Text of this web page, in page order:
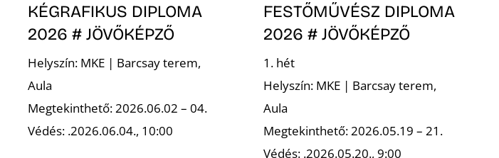
KÉGRAFIKUS DIPLOMA
2026 # JÖVŐKÉPZŐ
Helyszín: MKE | Barcsay terem,
Aula
Megtekinthető: 2026.06.02 – 04.
Védés: .2026.06.04., 10:00
FESTŐMŰVÉSZ DIPLOMA
2026 # JÖVŐKÉPZŐ
1. hét
Helyszín: MKE | Barcsay terem,
Aula
Megtekinthető: 2026.05.19 – 21.
Védés: .2026.05.20., 9:00